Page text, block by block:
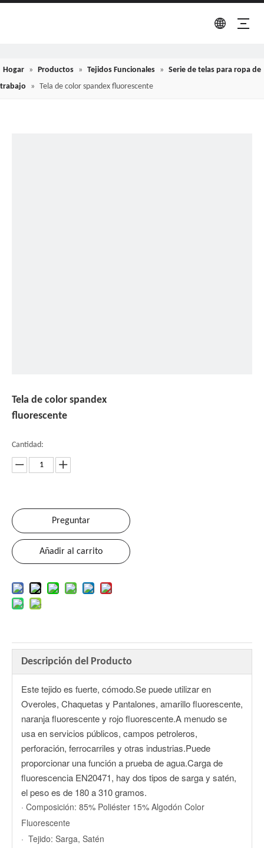
Hogar » Productos » Tejidos Funcionales » Serie de telas para ropa de
trabajo
» Tela de color spandex fluorescente
Tela de color spandex
fluorescente
Cantidad:
Preguntar
Añadir al carrito
Descripción del Producto
Este tejido es fuerte, cómodo.Se puede utilizar en
Overoles, Chaquetas y Pantalones, amarillo fluorescente,
naranja fluorescente y rojo fluorescente.A menudo se
usa en servicios públicos, campos petroleros,
perforación, ferrocarriles y otras industrias.Puede
proporcionar una función a prueba de agua.Carga de
fluorescencia EN20471, hay dos tipos de sarga y satén,
el peso es de 180 a 310 gramos.
· Composición: 85% Poliéster 15% Algodón Color
Fluorescente
· Tejido: Sarga, Satén